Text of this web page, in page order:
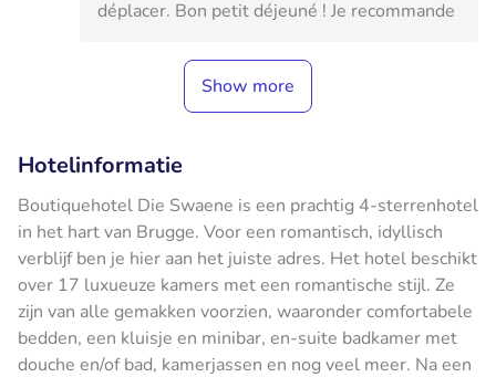
déplacer. Bon petit déjeuné ! Je recommande
Show more
Hotelinformatie
Boutiquehotel Die Swaene is een prachtig 4-sterrenhotel
in het hart van Brugge. Voor een romantisch, idyllisch
verblijf ben je hier aan het juiste adres. Het hotel beschikt
over 17 luxueuze kamers met een romantische stijl. Ze
zijn van alle gemakken voorzien, waaronder comfortabele
bedden, een kluisje en minibar, en-suite badkamer met
douche en/of bad, kamerjassen en nog veel meer. Na een